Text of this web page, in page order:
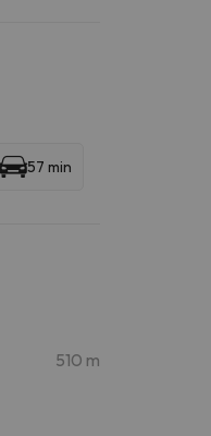
57 min
510 m